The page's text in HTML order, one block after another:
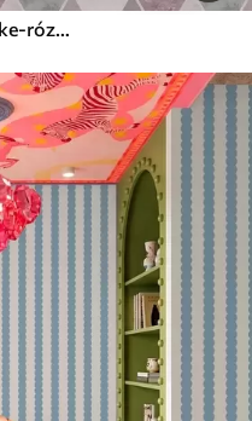
Falvédő Puha háromszögek szürke-rózsaszín és púderes árnyalatokban